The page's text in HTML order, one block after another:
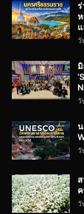
ร่
วั
วั
วั
วั